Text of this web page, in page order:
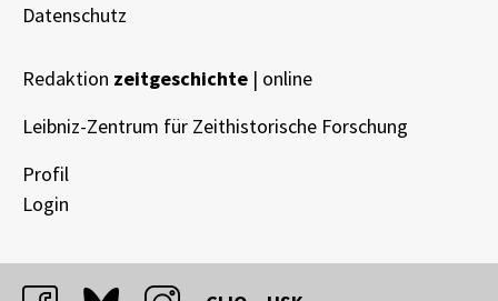
Datenschutz
Redaktion zeitgeschichte | online
Leibniz-Zentrum für Zeithistorische Forschung
Profil
Login